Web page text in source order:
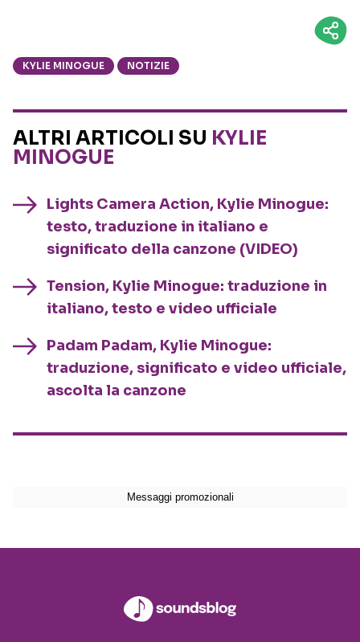
KYLIE MINOGUE NOTIZIE
ALTRI ARTICOLI SU KYLIE
MINOGUE
Lights Camera Action, Kylie Minogue:
testo, traduzione in italiano e
significato della canzone (VIDEO)
Tension, Kylie Minogue: traduzione in
italiano, testo e video ufficiale
Padam Padam, Kylie Minogue:
traduzione, significato e video ufficiale,
ascolta la canzone